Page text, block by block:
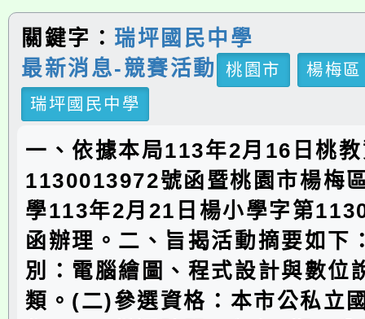
關鍵字： 瑞坪國民中學
最新消息-競賽活動
桃園市
楊梅區
瑞坪國民中學
一、依據本局113年2月16日桃
1130013972號函暨桃園市楊梅
學113年2月21日楊小學字第
函辦理。二、旨揭活動摘要如下
別：電腦繪圖、程式設計與數位
類。(二)參選資格：本市公私立